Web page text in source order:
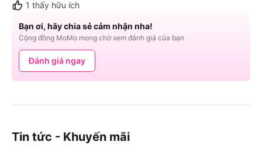
1 thấy hữu ích
Bạn ơi, hãy chia sẻ cảm nhận nha!
Cộng đồng MoMo mong chờ xem đánh giá của bạn
Đánh giá ngay
Tin tức - Khuyến mãi